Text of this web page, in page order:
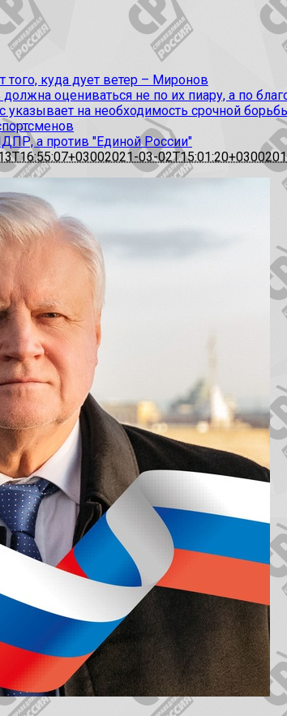
того, куда дует ветер – Миронов
оцениваться не по их пиару, а по
указывает на необходимость срочной
а против "Единой России"
2021-03-02T15:01:20+0300